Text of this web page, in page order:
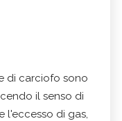
di carciofo sono
il senso di
l'eccesso di gas,